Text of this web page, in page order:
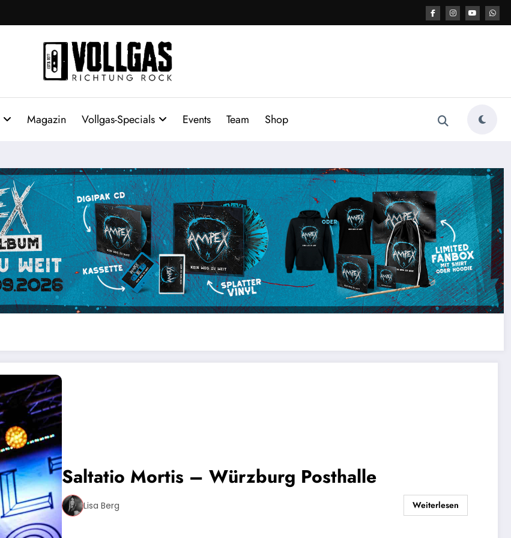
Magazin Vollgas-Specials Events Team Shop
Saltatio Mortis – Würzburg Posthalle
Lisa Berg Weiterlesen